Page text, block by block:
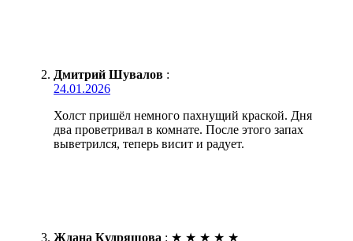
Дмитрий Шувалов :
24.01.2026
Холст пришёл немного пахнущий краской. Дня
два проветривал в комнате. После этого запах
выветрился, теперь висит и радует.
Ждана Кудряшова : ★ ★ ★ ★ ★